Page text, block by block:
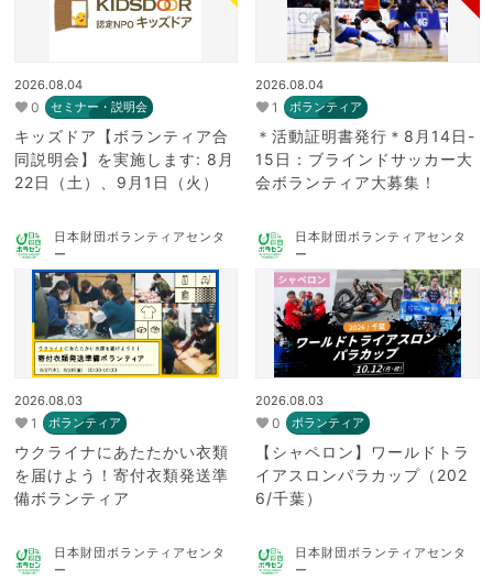
2026.08.04
0 セミナー・説明会
キッズドア【ボランティア合
同説明会】を実施します: 8月
22日（土）、9月1日（火）
2026.08.04
1 ボランティア
＊活動証明書発行＊8月14日-
15日：ブラインドサッカー大
会ボランティア大募集！
日本財団ボランティアセンタ
ー
2026.08.03
1 ボランティア
ウクライナにあたたかい衣類
を届けよう！寄付衣類発送準
備ボランティア
日本財団ボランティアセンタ
ー
2026.08.03
0 ボランティア
【シャペロン】ワールドトラ
イアスロンパラカップ（202
6/千葉）
日本財団ボランティアセンタ
ー
日本財団ボランティアセンタ
ー